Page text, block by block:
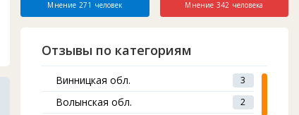
Мнение 271 человек Мнение 342 человека
Отзывы по категориям
3
Винницкая обл.
2
Волынская обл.